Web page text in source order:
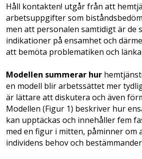
Håll kontakten! utgår från att
arbetsuppgifter som
men att personalen samtidigt är de
indikationer på ensamhet och
att bemöta problematiken och
Modellen summerar hur
en modell blir arbetssättet mer
är lättare att diskutera och även
Modellen (Figur 1) beskriver hur
kan upptäckas och innehåller fem
med en figur i mitten, påminner om
individens behov och